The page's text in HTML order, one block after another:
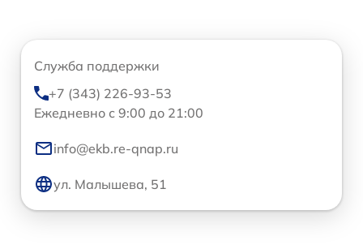
Служба поддержки
+7 (343) 226-93-53
Ежедневно с 9:00 до 21:00
info@ekb.re-qnap.ru
ул. Малышева, 51